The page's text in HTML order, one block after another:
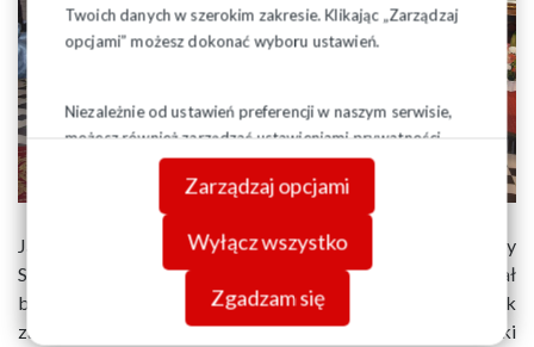
Twoich danych w szerokim zakresie. Klikając „Zarządzaj
opcjami” możesz dokonać wyboru ustawień.
Niezależnie od ustawień preferencji w naszym serwisie,
możesz również zarządzać ustawieniami prywatności
swojej przeglądarki. Więcej informacji o przetwarzaniu
danych znajdziesz wPolityce prywatności.
Zarządzaj opcjami
Wyłącz wszystko
Zgadzam się
Jan Szrzedziński jako pracownik Zakładu Medycyny
Sądowej w Białymstoku, w 1984 roku przeprowadzał
badania chemiczno-toksykologiczne w ramach sekcji zwłok
zamordowanego ks. Jerzego Popiełuszki. Pobrał cząstki